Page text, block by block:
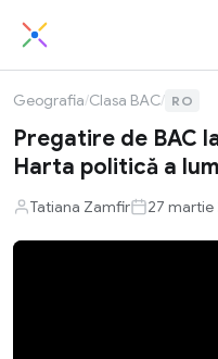
Geografia/Clasa BAC/ RO
Pregatire de BAC
Harta politică a
Tatiana Zamfir 27 martie